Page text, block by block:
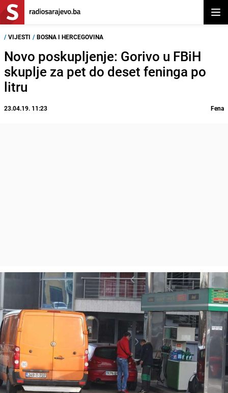
/ VIJESTI / BOSNA I HERCEGOVINA
Novo poskupljenje: Gorivo u FBiH
skuplje za pet do deset feninga po
litru
23.04.19. 11:23 Fena